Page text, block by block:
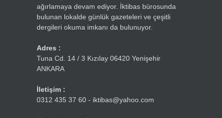
ağırlamaya devam ediyor. İktibas bürosunda
bulunan lokalde günlük gazeteleri ve çeşitli
dergileri okuma imkanı da bulunuyor.
Adres :
Tuna Cd. 14 / 3 Kızılay 06420 Yenişehir
ANKARA
İletişim :
0312 435 37 60 - iktibas@yahoo.com